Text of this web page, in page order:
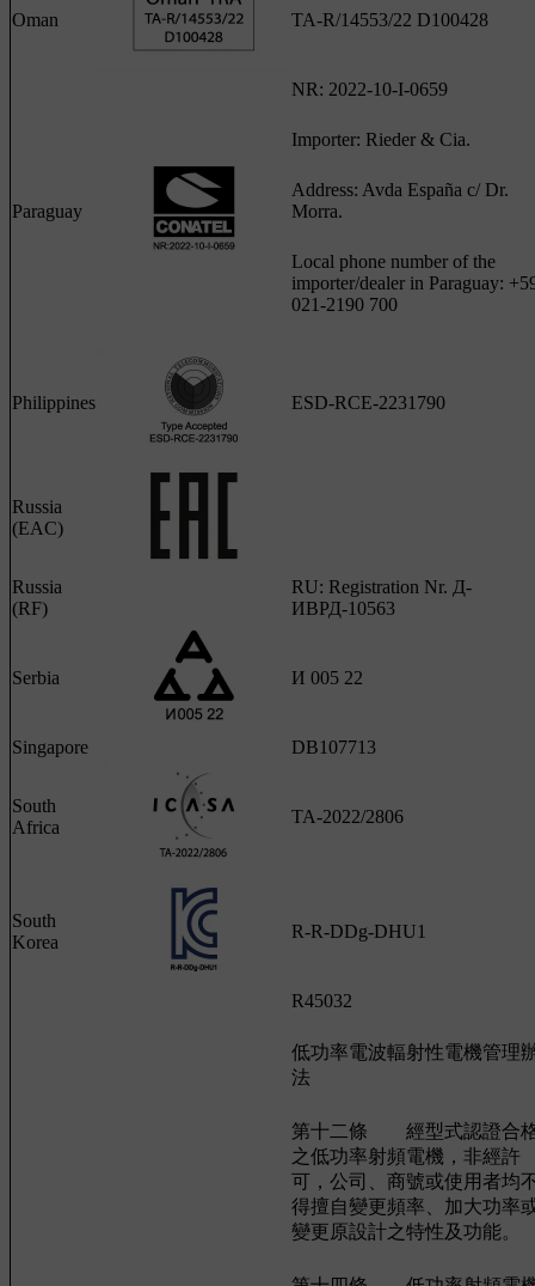
Oman TA-R/14553/22 D100428
Paraguay
NR: 2022-10-I-0659
Importer: Rieder & Cia.
Address: Avda España c/ Dr.
Morra.
Local phone number of the
importer/dealer in Paraguay:
021-2190 700
Philippines ESD-RCE-2231790
Russia
(EAC)
Russia
(RF)
RU: Registration Nr. Д-
ИВРД-10563
Serbia И 005 22
Singapore DB107713
South
Africa
TA-2022/2806
South
Korea
R-R-DDg-DHU1
R45032
低功率電波輻射性電機管理
法
第十二條 經型式認證合
之低功率射頻電機，非經許
可，公司、商號或使用者均
得擅自變更頻率、加大功率
變更原設計之特性及功能。